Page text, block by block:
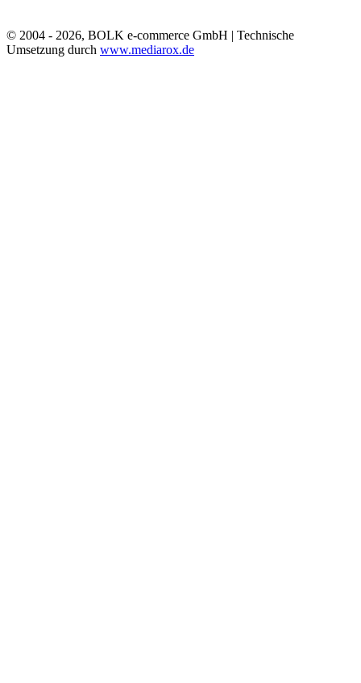
© 2004 - 2026, BOLK e-commerce GmbH | Technische
Umsetzung durch www.mediarox.de